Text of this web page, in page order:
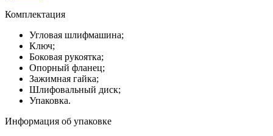
Комплектация
Угловая шлифмашина;
Ключ;
Боковая рукоятка;
Опорный фланец;
Зажимная гайка;
Шлифовальный диск;
Упаковка.
Информация об упаковке